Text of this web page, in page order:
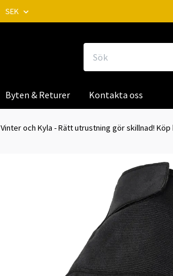
SEK
Byten & Returer Kontakta oss
Vinter och Kyla - Rätt utrustning gör skillnad! Köp